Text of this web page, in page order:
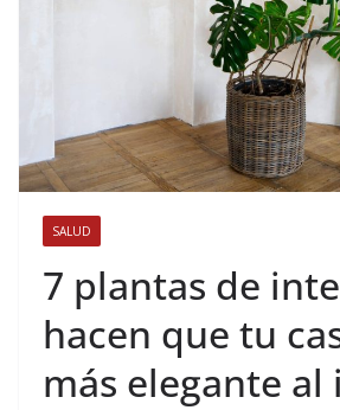
SALUD
7 plantas de
hacen que tu
más elegante